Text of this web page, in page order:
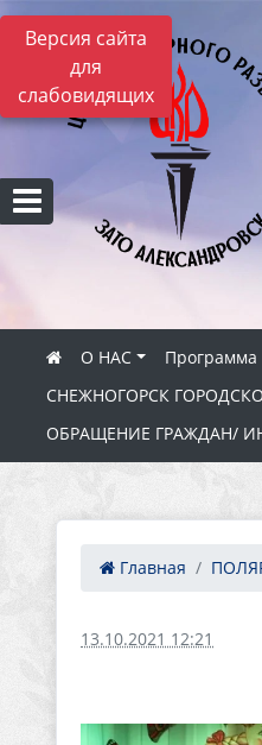
Версия сайта
для
слабовидящих
О НАС Программа
СНЕЖНОГОРСК
ОБРАЩЕНИЕ ГРАЖДАН/
Главная
13.10.2021 12:21